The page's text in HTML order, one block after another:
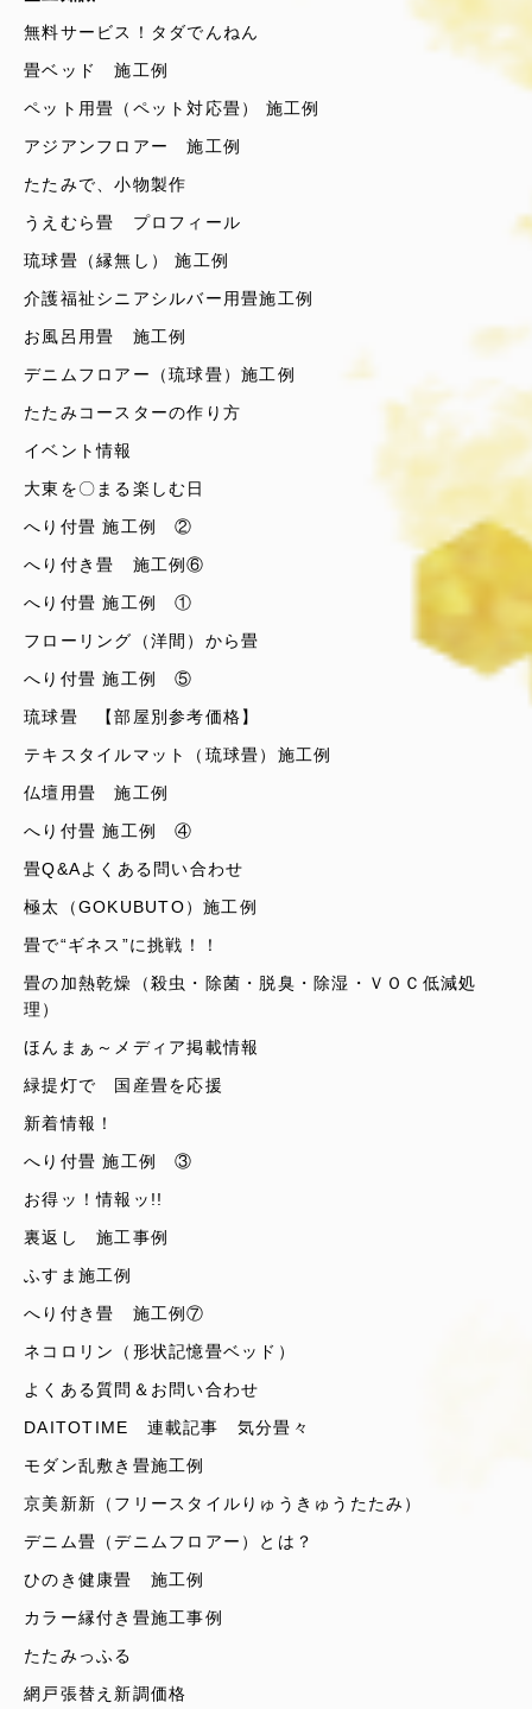
無料サービス！タダでんねん
畳ベッド 施工例
ペット用畳（ペット対応畳） 施工例
アジアンフロアー 施工例
たたみで、小物製作
うえむら畳 プロフィール
琉球畳（縁無し） 施工例
介護福祉シニアシルバー用畳施工例
お風呂用畳 施工例
デニムフロアー（琉球畳）施工例
たたみコースターの作り方
イベント情報
大東を〇まる楽しむ日
へり付畳 施工例 ②
へり付き畳 施工例⑥
へり付畳 施工例 ①
フローリング（洋間）から畳
へり付畳 施工例 ⑤
琉球畳 【部屋別参考価格】
テキスタイルマット（琉球畳）施工例
仏壇用畳 施工例
へり付畳 施工例 ④
畳Q&Aよくある問い合わせ
極太（GOKUBUTO）施工例
畳で“ギネス”に挑戦！！
畳の加熱乾燥（殺虫・除菌・脱臭・除湿・ＶＯＣ低減処
理）
ほんまぁ～メディア掲載情報
緑提灯で 国産畳を応援
新着情報！
へり付畳 施工例 ③
お得ッ！情報ッ!!
裏返し 施工事例
ふすま施工例
へり付き畳 施工例⑦
ネコロリン（形状記憶畳ベッド）
よくある質問＆お問い合わせ
DAITOTIME 連載記事 気分畳々
モダン乱敷き畳施工例
京美新新（フリースタイルりゅうきゅうたたみ）
デニム畳（デニムフロアー）とは？
ひのき健康畳 施工例
カラー縁付き畳施工事例
たたみっふる
網戸張替え新調価格